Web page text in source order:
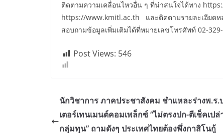
ติดตามความเคลื่อนไหวอื่น ๆ ที่น่าสนใจได้ทาง
https://www.kmitl.ac.th และติดตามรายละเอีย
สอบถามข้อมูลเพิ่มเติมได้ที่หมายเลขโทรศัพท์ 02-
Post Views: 546
นักวิชาการ ภาคประชาสังคม ชำแหละร่างพ.ร.
เตอร์เทนเมนต์คอมเพล็กซ์ “ไม่ตรงปก-ตีเช็คเปล่
กลุ่มทุน” ถามดังๆ ประเทศไทยต้องพึ่งกาสิโนกู้